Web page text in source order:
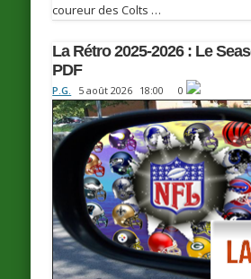
coureur des Colts …
La Rétro 2025-2026 : Le
PDF
P.G. 5 août 2026 18:00 0